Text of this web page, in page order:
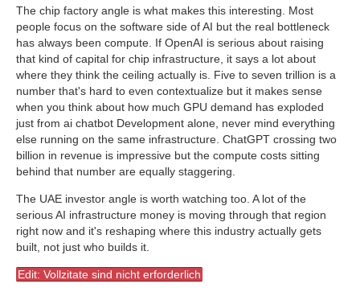
The chip factory angle is what makes this interesting. Most
people focus on the software side of AI but the real bottleneck
has always been compute. If OpenAI is serious about raising
that kind of capital for chip infrastructure, it says a lot about
where they think the ceiling actually is. Five to seven trillion is a
number that's hard to even contextualize but it makes sense
when you think about how much GPU demand has exploded
just from ai chatbot Development alone, never mind everything
else running on the same infrastructure. ChatGPT crossing two
billion in revenue is impressive but the compute costs sitting
behind that number are equally staggering.
The UAE investor angle is worth watching too. A lot of the
serious AI infrastructure money is moving through that region
right now and it's reshaping where this industry actually gets
built, not just who builds it.
Edit: Vollzitate sind nicht erforderlich